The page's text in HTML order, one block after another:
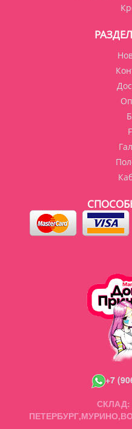
+7
СКЛАД: